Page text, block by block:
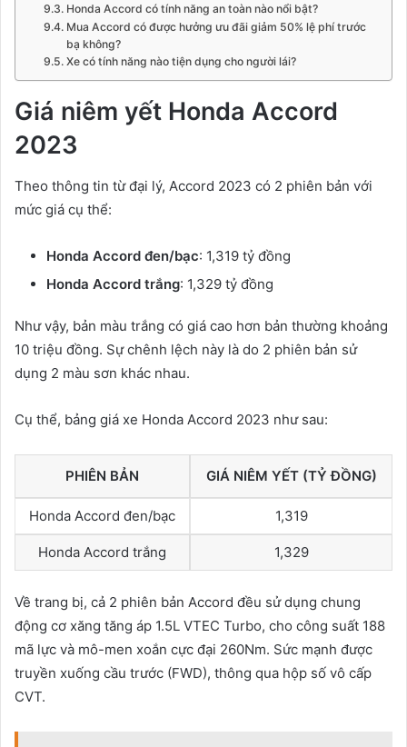
Honda Accord có tính năng an toàn nào nổi bật?
Mua Accord có được hưởng ưu đãi giảm 50% lệ phí trước
bạ không?
Xe có tính năng nào tiện dụng cho người lái?
Giá niêm yết Honda Accord
2023
Theo thông tin từ đại lý, Accord 2023 có 2 phiên bản với
mức giá cụ thể:
Honda Accord đen/bạc: 1,319 tỷ đồng
Honda Accord trắng: 1,329 tỷ đồng
Như vậy, bản màu trắng có giá cao hơn bản thường khoảng
10 triệu đồng. Sự chênh lệch này là do 2 phiên bản sử
dụng 2 màu sơn khác nhau.
Cụ thể, bảng giá xe Honda Accord 2023 như sau:
PHIÊN BẢN GIÁ NIÊM YẾT (TỶ ĐỒNG)
Honda Accord đen/bạc 1,319
Honda Accord trắng 1,329
Về trang bị, cả 2 phiên bản Accord đều sử dụng chung
động cơ xăng tăng áp 1.5L VTEC Turbo, cho công suất 188
mã lực và mô-men xoắn cực đại 260Nm. Sức mạnh được
truyền xuống cầu trước (FWD), thông qua hộp số vô cấp
CVT.